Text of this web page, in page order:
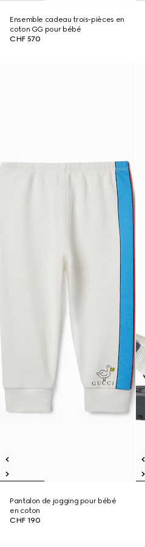
Ensemble cadeau trois-pièces en
coton GG pour bébé
CHF 570
Pantalon de jogging pour bébé
en coton
CHF 190